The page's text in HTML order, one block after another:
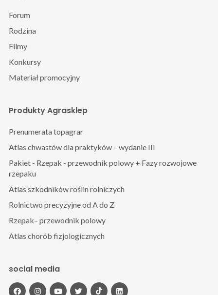
Produkty Agrasklep
Prenumerata topagrar
Atlas chwastów dla praktyków – wydanie III
Pakiet - Rzepak - przewodnik polowy + Fazy rozwojowe
rzepaku
Atlas szkodników roślin rolniczych
Rolnictwo precyzyjne od A do Z
Rzepak– przewodnik polowy
Atlas chorób fizjologicznych
Forum
Rodzina
Filmy
Konkursy
Materiał promocyjny
social media